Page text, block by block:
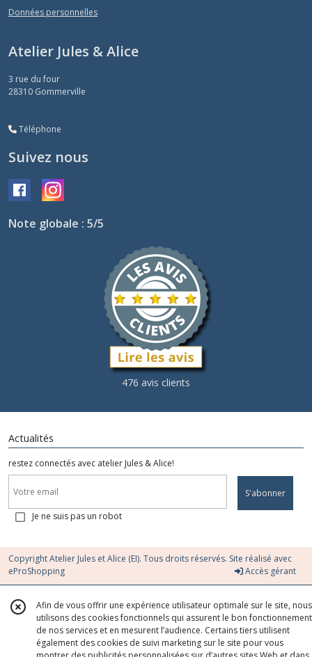
Données personnelles
Atelier Jules & Alice
3 rue du four
28310 Gommerville
Téléphone
Suivez nous
Note globale : 5/5
476 avis clients
Actualités
restez connectés avec atelier Jules & Alice!
S'abonner
Je ne suis pas un robot
Copyright Atelier Jules et Alice (EI). Tous droits réservés. Site réalisé avec
eProShopping
Accès gérant
Afin de vous offrir une expérience utilisateur optimale sur le site, nous
utilisons des cookies fonctionnels qui assurent le bon fonctionnement
de nos services et en mesurent l’audience. Certains tiers utilisent
également des cookies de suivi marketing sur le site pour vous